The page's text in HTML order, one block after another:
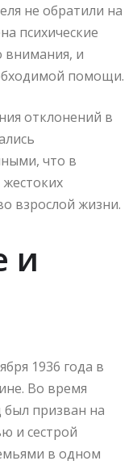
не обратили на
психические
внимания, и
помощи.
отклонений в
что в
взрослой жизни.
и
1936 года в
Во время
призван на
и сестрой
в одном